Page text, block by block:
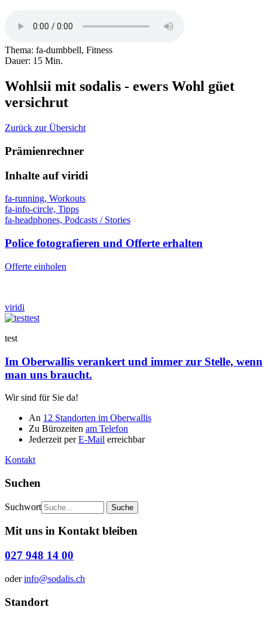
Thema: fa-dumbbell, Fitness
Dauer: 15 Min.
Wohlsii mit sodalis - ewers Wohl güet
versichrut
Zurück zur Übersicht
Prämienrechner
Inhalte auf viridi
fa-running, Workouts
fa-info-circle, Tipps
fa-headphones, Podcasts / Stories
Police fotografieren und Offerte erhalten
Offerte einholen
viridi
test
test
Im Oberwallis verankert und immer zur Stelle, wenn
man uns braucht.
Wir sind für Sie da!
An 12 Standorten im Oberwallis
Zu Bürozeiten am Telefon
Jederzeit perE-Mail erreichbar
Kontakt
Suchen
Suchwort
Mit uns in Kontakt bleiben
027 948 14 00
oderinfo@sodalis.ch
Standort